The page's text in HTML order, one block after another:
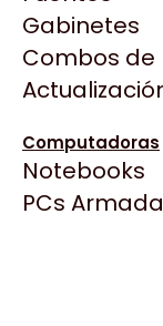
Gabinetes
Combos de
Computadoras
Notebooks
PCs
Antec
Arkham
Asrock
BenQ
CX
Cooler
Todas las
MEMORIA
Ver
Argentinos